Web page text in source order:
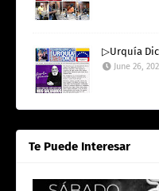
▷Urquía
June 26,
Te Puede Interesar